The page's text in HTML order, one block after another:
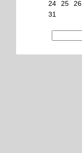
24
25 26
31